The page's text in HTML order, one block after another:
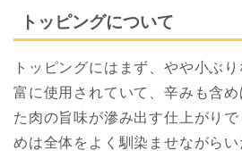
トッピングについて
トッピングにはまず、やや小ぶ
富に使用されていて、辛みも含
た肉の旨味が滲み出す仕上がり
めは全体をよく馴染ませながらい